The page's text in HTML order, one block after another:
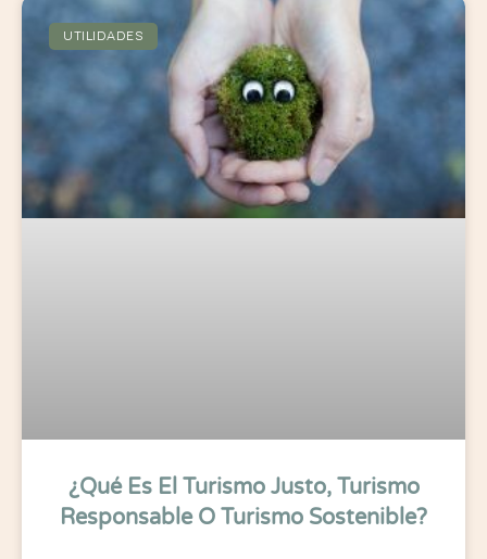
UTILIDADES
¿Qué Es El Turismo Justo, Turismo
Responsable O Turismo Sostenible?